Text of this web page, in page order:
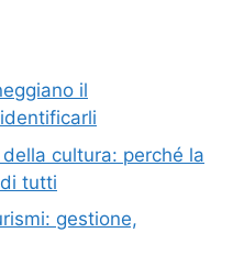
il
cultura: perché la
tutti
gestione,